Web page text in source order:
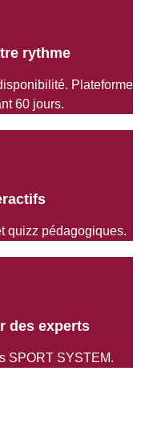
rythme
Plateforme
60 jours.
quizz pédagogiques.
des experts
SPORT SYSTEM.